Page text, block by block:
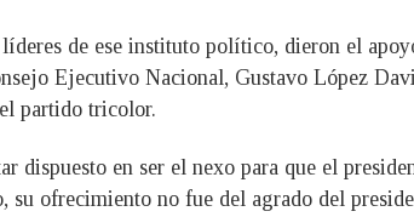
de ese instituto político, dieron el
Ejecutivo Nacional, Gustavo López
partido tricolor.
dispuesto en ser el nexo para que el
su ofrecimiento no fue del agrado del